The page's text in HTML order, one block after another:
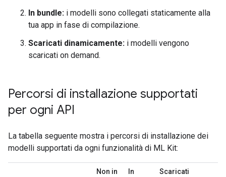
In bundle: i modelli sono collegati staticamente alla
tua app in fase di compilazione.
Scaricati dinamicamente: i modelli vengono
scaricati on demand.
Percorsi di installazione supportati
per ogni API
La tabella seguente mostra i percorsi di installazione dei
modelli supportati da ogni funzionalità di ML Kit:
Non in
In
Scaricati